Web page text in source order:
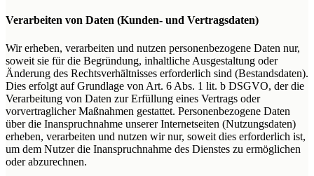
Verarbeiten von Daten (Kunden- und Vertragsdaten)
Wir erheben, verarbeiten und nutzen personenbezogene Daten nur,
soweit sie für die Begründung, inhaltliche Ausgestaltung oder
Änderung des Rechtsverhältnisses erforderlich sind (Bestandsdaten).
Dies erfolgt auf Grundlage von Art. 6 Abs. 1 lit. b DSGVO, der die
Verarbeitung von Daten zur Erfüllung eines Vertrags oder
vorvertraglicher Maßnahmen gestattet. Personenbezogene Daten
über die Inanspruchnahme unserer Internetseiten (Nutzungsdaten)
erheben, verarbeiten und nutzen wir nur, soweit dies erforderlich ist,
um dem Nutzer die Inanspruchnahme des Dienstes zu ermöglichen
oder abzurechnen.